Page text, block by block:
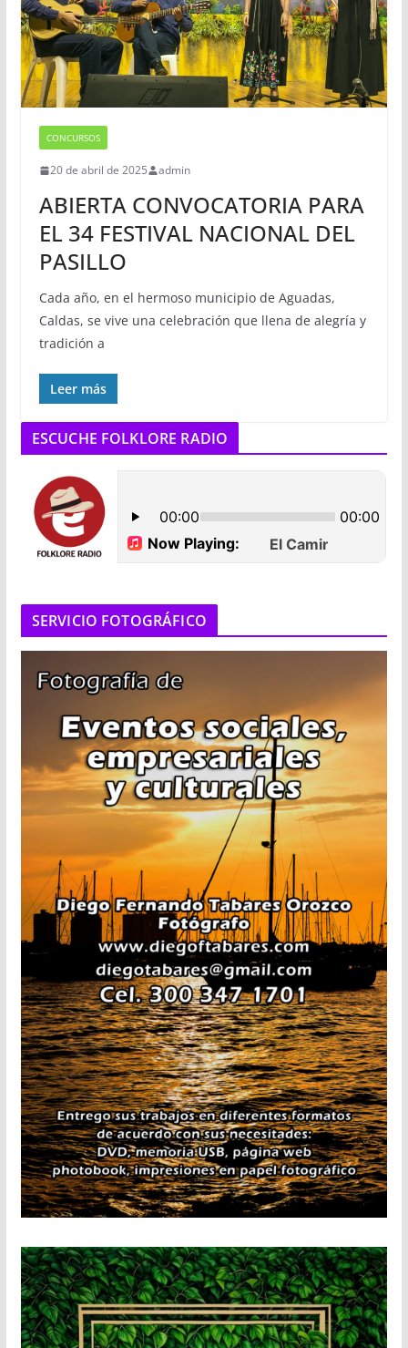
CONCURSOS
20 de abril de 2025 admin
ABIERTA CONVOCATORIA PARA
EL 34 FESTIVAL NACIONAL DEL
PASILLO
Cada año, en el hermoso municipio de Aguadas,
Caldas, se vive una celebración que llena de alegría y
tradición a
Leer más
ESCUCHE FOLKLORE RADIO
SERVICIO FOTOGRÁFICO